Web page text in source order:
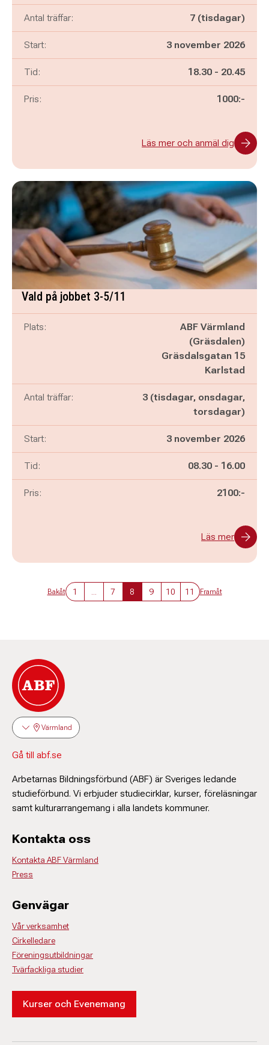
Antal träffar: 7 (tisdagar)
Start: 3 november 2026
Tid: Pågår mellan
18.30 - och
20.45
Pris: 1000:-
Läs mer och anmäl dig
Vald på jobbet 3-5/11
Plats:
ABF Värmland
(Gräsdalen)
Gräsdalsgatan 15
Karlstad
Antal träffar:
3 (tisdagar, onsdagar,
torsdagar)
Start: 3 november 2026
Tid: Pågår mellan
08.30 - och
16.00
Pris: 2100:-
Läs mer
Bakåt 1 7 8 9 10 11 Framåt
Värmland
Gå till abf.se
Arbetarnas Bildningsförbund (ABF) är Sveriges ledande
studieförbund. Vi erbjuder studiecirklar, kurser, föreläsningar
samt kulturarrangemang i alla landets kommuner.
Kontakta oss
Kontakta ABF Värmland
Press
Genvägar
Vår verksamhet
Cirkelledare
Föreningsutbildningar
Tvärfackliga studier
Kurser och Evenemang